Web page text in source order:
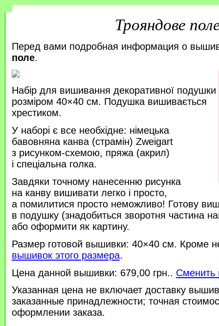
Трояндове
Перед вами подробная информация о
поле.
Набір для вишивання декоративної подушки
розміром 40×40 см. Подушка вишивається
хрестиком.
У наборі є все необхідне: німецька
бавовняна канва (страмін) Zweigart
з рисунком-схемою, пряжа (акрил)
і спеціальна голка.
Завдяки точному нанесенню рисунка
на канву вишивати легко і просто,
а помилитися просто неможливо! Готову
в подушку (знадобиться зворотня частина
або оформити як картину.
Размер готовой вышивки: 40×40 см. Кроме
вышивок этого размера.
Цена данной вышивки: 679,00 грн.. Сменить
Указанная цена не включает доставку
заказанные принадлежности; точная
оформлении заказа.